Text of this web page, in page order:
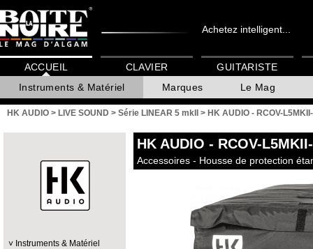
Achetez intelligent...
ACCUEIL
Instruments & Matériel
Marques Le Mag
CLAVIER GUITARISTE
HK AUDIO > LIVE SOUND > Série LINEAR 5 mkII > HK AUDIO - RCOV-
Instruments & Matériel
HK AUDIO - RCOV-
Accessoires - Housse de protection